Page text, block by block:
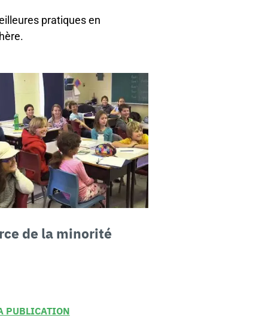
pratiques en
de la minorité
PUBLICATION